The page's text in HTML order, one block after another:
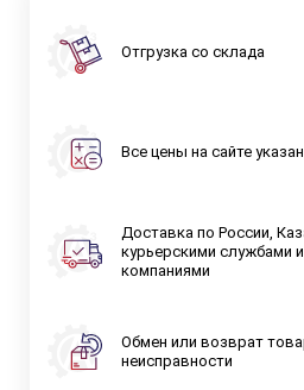
Отгрузка со склада
Все цены на сайте
Доставка по России,
курьерскими службами
компаниями
Обмен или возврат
неисправности